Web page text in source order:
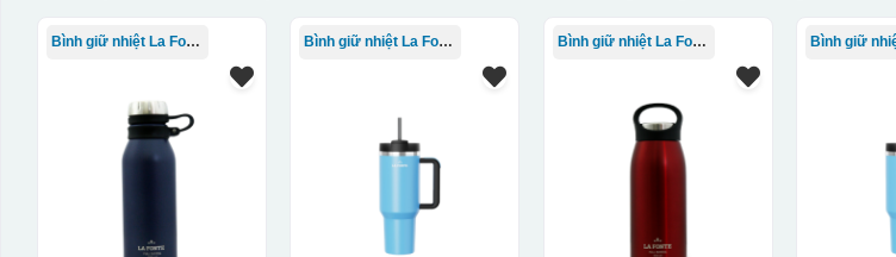
Bình giữ nhiệt La Fonte Bình giữ nhiệt La Fonte Bình giữ nhiệt La Fonte